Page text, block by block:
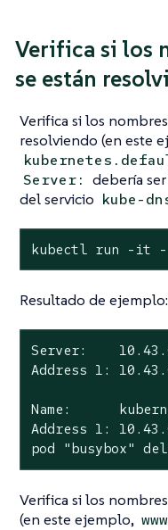
Verifica si los
se están
Verifica si los
resolviendo (en este
Server: debería
del servicio kube-
kubectl run -it --
Resultado de ejemplo:
Server:
Address 1:
Name:
Address 1:
pod "busybox"
Verifica si los
(en este ejemplo,